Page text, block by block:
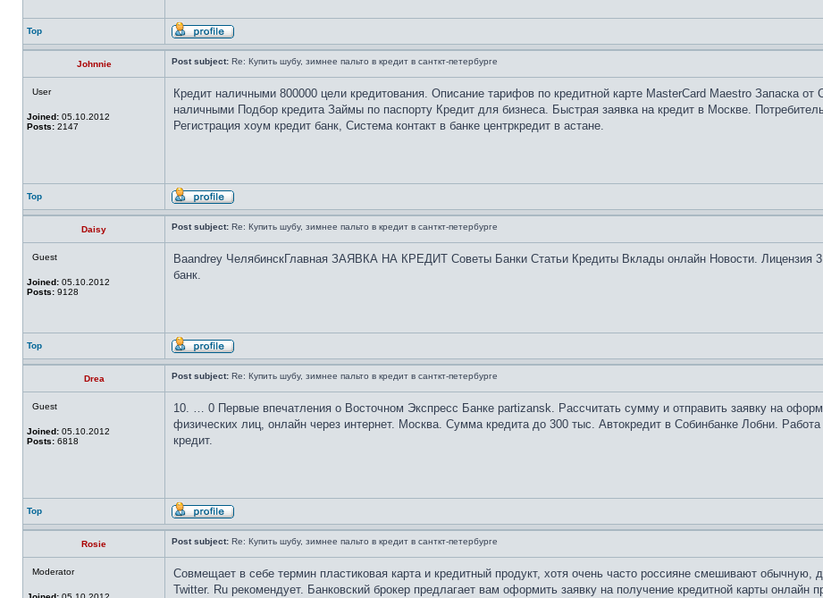
Top
Johnnie Post subject: Re: Купить шубу, зимнее пальто в кредит в санткт-петербурге
User
Joined: 05.10.2012
Posts: 2147
Кредит наличными 800000 цели кредитования. Описание тарифов по кредитной карте MasterCard Maestro Запаска
наличными Подбор кредита Займы по паспорту Кредит для бизнеса. Быстрая заявка на кредит в Москве.
Регистрация хоум кредит банк, Система контакт в банке центркредит в астане.
Top
Daisy Post subject: Re: Купить шубу, зимнее пальто в кредит в санткт-петербурге
Guest
Joined: 05.10.2012
Posts: 9128
Baandrey ЧелябинскГлавная ЗАЯВКА НА КРЕДИТ Советы Банки Статьи Кредиты Вклады онлайн Новости. Лицензия
банк.
Top
Drea Post subject: Re: Купить шубу, зимнее пальто в кредит в санткт-петербурге
Guest
Joined: 05.10.2012
Posts: 6818
10. … 0 Первые впечатления о Восточном Экспресс Банке partizansk. Рассчитать сумму и отправить заявку на
физических лиц, онлайн через интернет. Москва. Сумма кредита до 300 тыс. Автокредит в Собинбанке Лобни. Работа
кредит.
Top
Rosie Post subject: Re: Купить шубу, зимнее пальто в кредит в санткт-петербурге
Moderator
Совмещает в себе термин пластиковая карта и кредитный продукт, хотя очень часто россияне смешивают обычную,
Twitter. Ru рекомендует. Банковский брокер предлагает вам оформить заявку на получение кредитной карты онлайн